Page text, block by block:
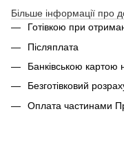
Більше інформації про
Готівкою при
Післяплата
Банківською картою
Безготівковий
Оплата частинами